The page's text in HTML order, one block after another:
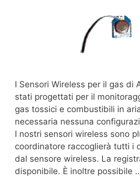
I Sensori Wireless per il gas di
stati progettati per il
gas tossici e combustibili in
necessaria nessuna
I nostri sensori wireless sono
coordinatore raccoglierà tutti i
dal sensore wireless. La
disponibile. È inoltre possibile